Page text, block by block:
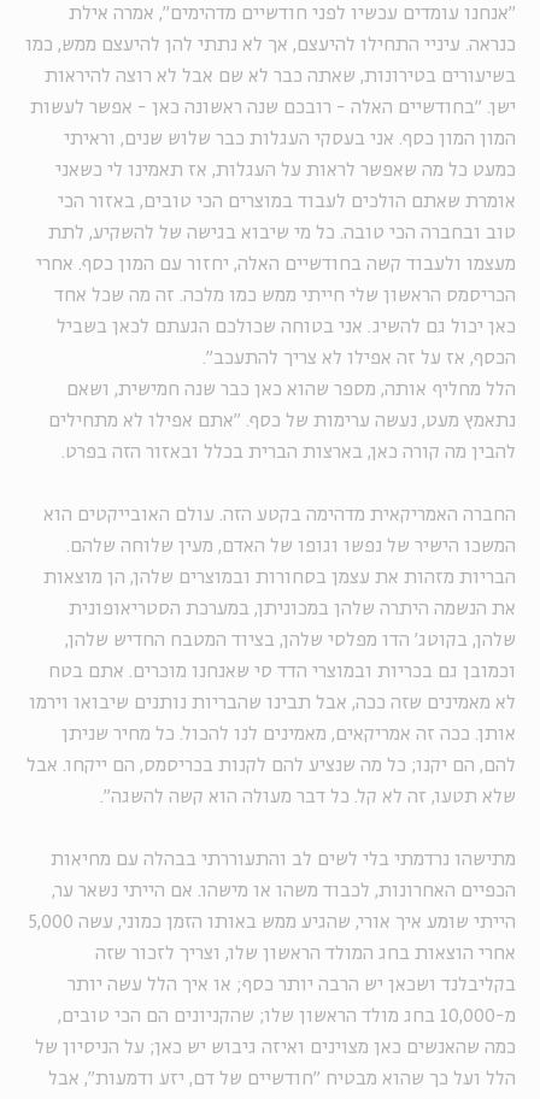
"אנחנו עומדים עכשיו לפני חודשיים מדהימים", אמרה אילת
כנראה. עיניי התחילו להיעצם, אך לא נתתי להן להיעצם ממש, כמו
בשיעורים בטירונות, שאתה כבר לא שם אבל לא רוצה להיראות
ישן. "בחודשיים האלה - רובכם שנה ראשונה כאן - אפשר לעשות
המון המון כסף. אני בעסקי העגלות כבר שלוש שנים, וראיתי
כמעט כל מה שאפשר לראות על העגלות, אז תאמינו לי כשאני
אומרת שאתם הולכים לעבוד במוצרים הכי טובים, באזור הכי
טוב ובחברה הכי טובה. כל מי שיבוא בגישה של להשקיע, לתת
מעצמו ולעבוד קשה בחודשיים האלה, יחזור עם המון כסף. אחרי
הכריסמס הראשון שלי חייתי ממש כמו מלכה. זה מה שכל אחד
כאן יכול גם להשיג. אני בטוחה שכולכם הגעתם לכאן בשביל
הכסף, אז על זה אפילו לא צריך להתעכב".
הלל מחליף אותה, מספר שהוא כאן כבר שנה חמישית, ושאם
נתאמץ מעט, נעשה ערימות של כסף. "אתם אפילו לא מתחילים
להבין מה קורה כאן, בארצות הברית בכלל ובאזור הזה בפרט.
החברה האמריקאית מדהימה בקטע הזה. עולם האובייקטים הוא
המשכו הישיר של נפשו וגופו של האדם, מעין שלוחה שלהם.
הבריות מזהות את עצמן בסחורות ובמוצרים שלהן, הן מוצאות
את הנשמה היתרה שלהן במכוניתן, במערכת הסטריאופונית
שלהן, בקוטג' הדו מפלסי שלהן, בציוד המטבח החדיש שלהן,
וכמובן גם בכריות ובמוצרי הדד סי שאנחנו מוכרים. אתם בטח
לא מאמינים שזה ככה, אבל תבינו שהבריות נותנים שיבואו וירמו
אותן. ככה זה אמריקאים, מאמינים לנו להכול. כל מחיר שניתן
להם, הם יקנו; כל מה שנציע להם לקנות בכריסמס, הם ייקחו. אבל
שלא תטעו, זה לא קל. כל דבר מעולה הוא קשה להשגה".
מתישהו נרדמתי בלי לשים לב והתעוררתי בבהלה עם מחיאות
הכפיים האחרונות, לכבוד משהו או מישהו. אם הייתי נשאר ער,
הייתי שומע איך אורי, שהגיע ממש באותו הזמן כמוני, עשה 5,000
אחרי הוצאות בחג המולד הראשון שלו, וצריך לזכור שזה
בקליבלנד ושכאן יש הרבה יותר כסף; או איך הלל עשה יותר
מ-10,000 בחג מולד הראשון שלו; שהקניונים הם הכי טובים,
כמה שהאנשים כאן מצוינים ואיזה גיבוש יש כאן; על הניסיון של
הלל ועל כך שהוא מבטיח "חודשיים של דם, יזע ודמעות", אבל